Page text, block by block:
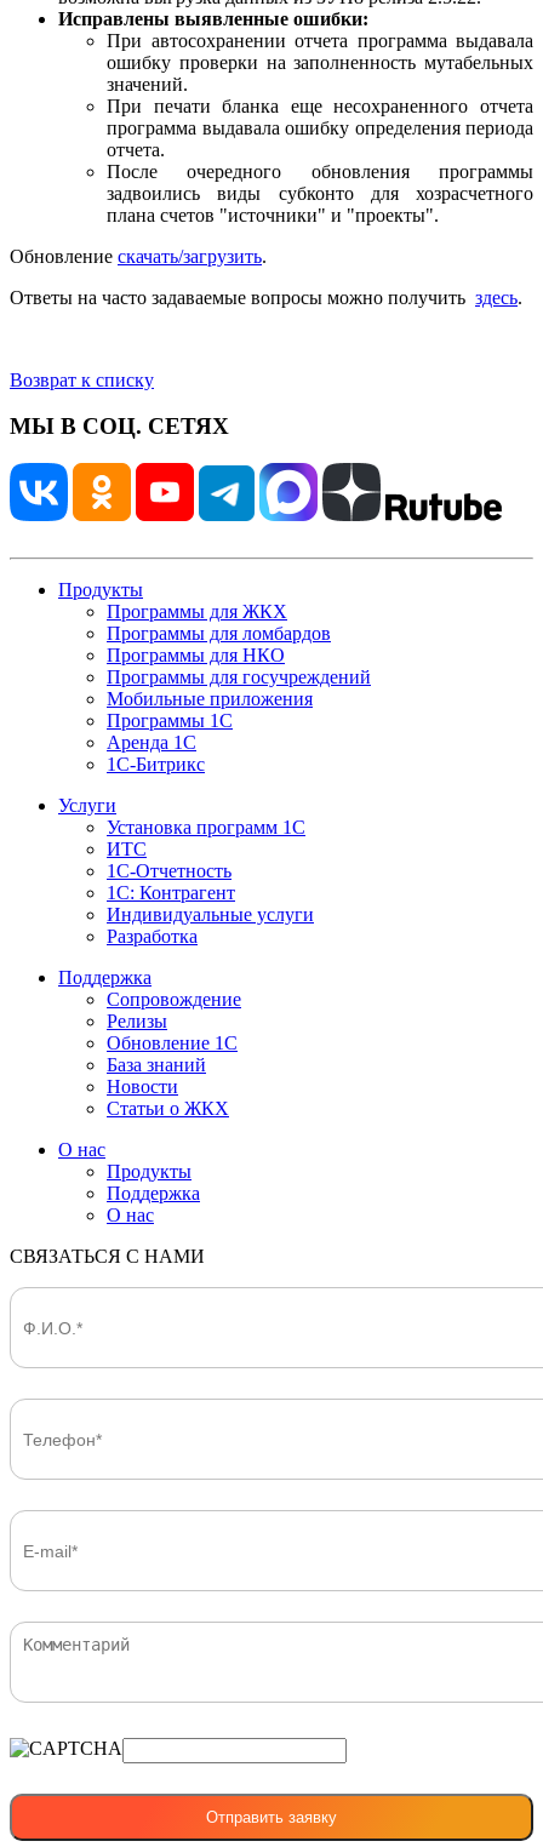
Исправлены выявленные ошибки:
При автосохранении отчета программа выдавала
ошибку проверки на заполненность мутабельных
значений.
При печати бланка еще несохраненного отчета
программа выдавала ошибку определения периода
отчета.
После очередного обновления программы
задвоились виды субконто для хозрасчетного
плана счетов "источники" и "проекты".
Обновление скачать/загрузить.
Ответы на часто задаваемые вопросы можно получить здесь.
Возврат к списку
МЫ В СОЦ. СЕТЯХ
Продукты
Программы для ЖКХ
Программы для ломбардов
Программы для НКО
Программы для госучреждений
Мобильные приложения
Программы 1С
Аренда 1С
1С-Битрикс
Услуги
Установка программ 1С
ИТС
1С-Отчетность
1С: Контрагент
Индивидуальные услуги
Разработка
Поддержка
Сопровождение
Релизы
Обновление 1С
База знаний
Новости
Статьи о ЖКХ
О нас
Продукты
Поддержка
О нас
СВЯЗАТЬСЯ С НАМИ